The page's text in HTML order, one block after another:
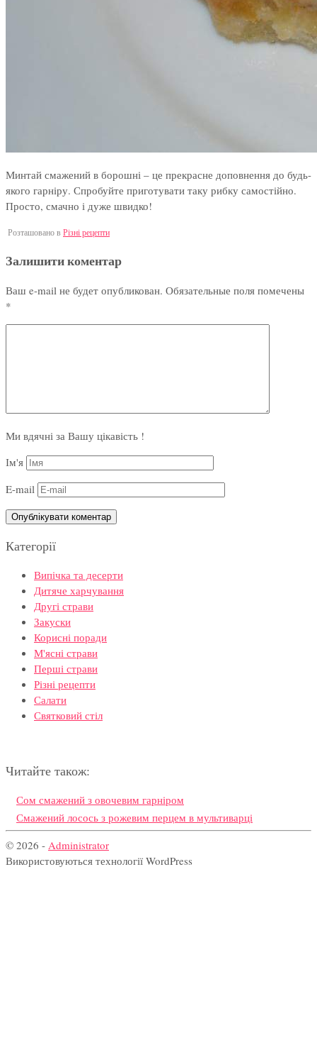
Минтай смажений в борошні – це прекрасне доповнення до будь-
якого гарніру. Спробуйте приготувати таку рибку самостійно.
Просто, смачно і дуже швидко!
Розташовано в Різні рецепти
Залишити коментар
Ваш e-mail не будет опубликован. Обязательные поля помечены
*
Ми вдячні за Вашу цікавість !
Ім'я
E-mail
Категорії
Випічка та десерти
Дитяче харчування
Другі страви
Закуски
Корисні поради
М'ясні страви
Перші страви
Різні рецепти
Салати
Святковий стіл
Читайте також:
Сом смажений з овочевим гарніром
Смажений лосось з рожевим перцем в мультиварці
© 2026 - Administrator
Використовуються технології WordPress